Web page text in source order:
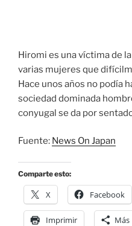
Hiromi es una víctima de
varias mujeres que
Hace unos años no podía
sociedad dominada
conyugal se da por
Fuente: News On Japan
Comparte esto:
X Facebook
Imprimir Más